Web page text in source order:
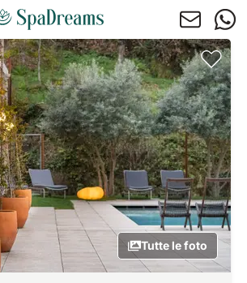
principale
Tutte le foto